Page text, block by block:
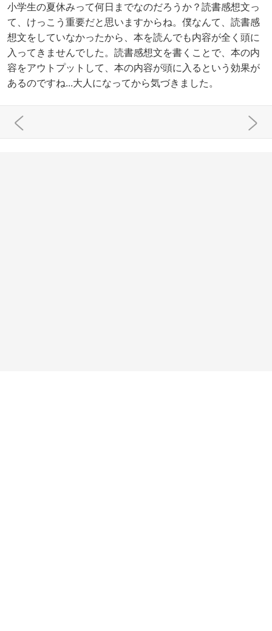
小学生の夏休みって何日までなのだろうか？読書感想文っ
て、けっこう重要だと思いますからね。僕なんて、読書感
想文をしていなかったから、本を読んでも内容が全く頭に
入ってきませんでした。読書感想文を書くことで、本の内
容をアウトプットして、本の内容が頭に入るという効果が
あるのですね...大人になってから気づきました。